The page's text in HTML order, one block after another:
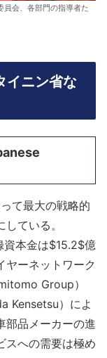
員会、各部門の指導者た
イニン省な
て最大の戦略的
ている。
資本金は$15.2$億
ヤーネットワーク
Group）
Kensetsu）によ
部品メーカーの進
スへの需要は極め